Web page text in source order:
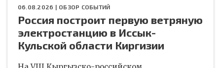
06.08.2026 | ОБЗОР СОБЫТИЙ
Россия построит первую ветряную
электростанцию в Иссык-
Кульской области Киргизии